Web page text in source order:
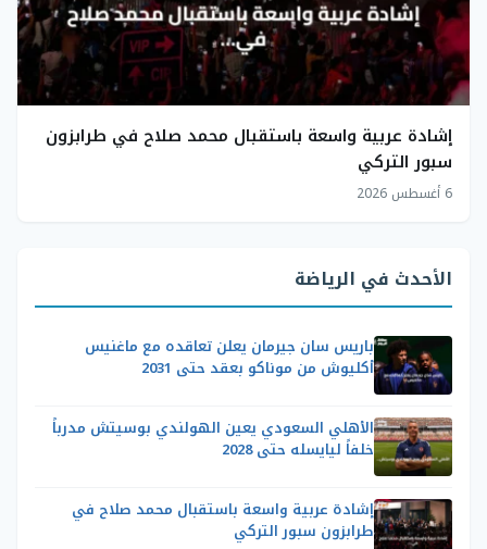
إشادة عربية واسعة باستقبال محمد صلاح في طرابزون
سبور التركي
6 أغسطس 2026
الأحدث في الرياضة
باريس سان جيرمان يعلن تعاقده مع ماغنيس
أكليوش من موناكو بعقد حتى 2031
الأهلي السعودي يعين الهولندي بوسيتش مدرباً
خلفاً ليايسله حتى 2028
إشادة عربية واسعة باستقبال محمد صلاح في
طرابزون سبور التركي